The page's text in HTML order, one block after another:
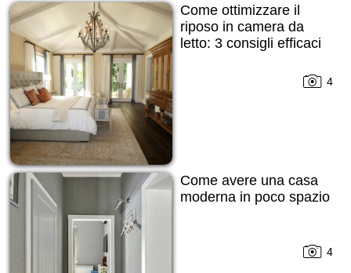
Come ottimizzare il
riposo in camera da
letto: 3 consigli efficaci
4
Come avere una casa
moderna in poco spazio
4